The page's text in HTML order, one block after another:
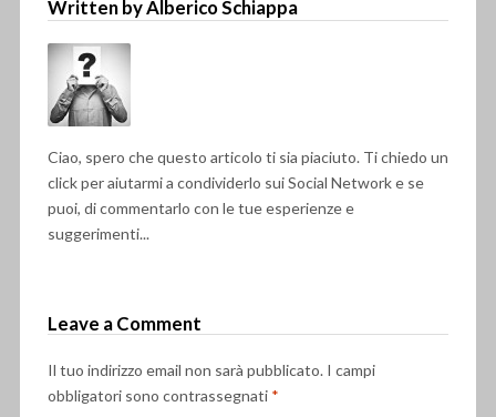
Written by Alberico Schiappa
Ciao, spero che questo articolo ti sia piaciuto. Ti chiedo un
click per aiutarmi a condividerlo sui Social Network e se
puoi, di commentarlo con le tue esperienze e
suggerimenti...
Leave a Comment
Il tuo indirizzo email non sarà pubblicato. I campi
obbligatori sono contrassegnati *